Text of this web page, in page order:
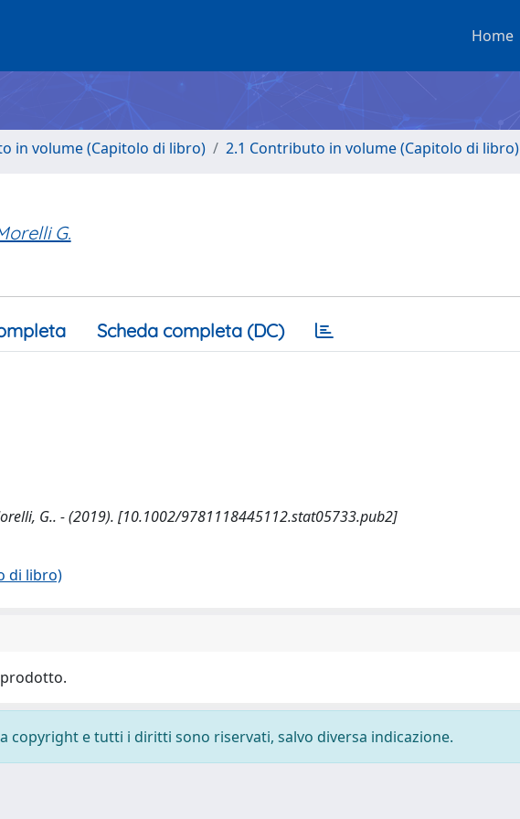
Home
in volume (Capitolo di libro) 2.1 Contributo in volume (Capitolo di libro)
G.
Scheda completa (DC)
G.. - (2019). [10.1002/9781118445112.stat05733.pub2]
di libro)
copyright e tutti i diritti sono riservati, salvo diversa indicazione.